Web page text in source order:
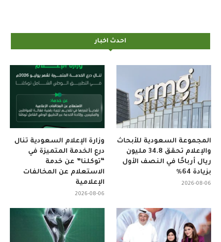
احدث اخبار
وزارة الإعلام السعودية تنال
درع الخدمة المتميزة في
“توكلنا” عن خدمة
الاستعلام عن المخالفات
الإعلامية
2026-08-06
المجموعة السعودية للأبحاث
والإعلام تحقق 34.8 مليون
ريال أرباحًا في النصف الأول
بزيادة 64%
2026-08-06